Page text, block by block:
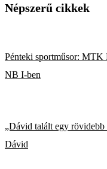
Népszerű cikkek
Pénteki sportműsor: MTK
NB I-ben
„Dávid talált egy
Dávid